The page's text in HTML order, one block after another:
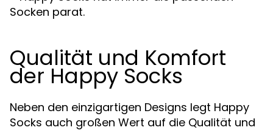
Socken parat.
Qualität und Komfort
der Happy Socks
Neben den einzigartigen Designs legt Happy
Socks auch großen Wert auf die Qualität und